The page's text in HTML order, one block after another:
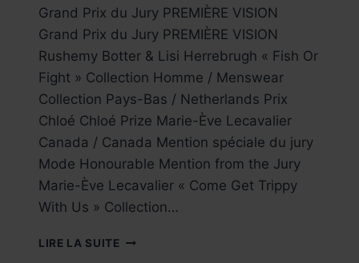
Grand Prix du Jury PREMIÈRE VISION
Grand Prix du Jury PREMIÈRE VISION
Rushemy Botter & Lisi Herrebrugh « Fish Or
Fight » Collection Homme / Menswear
Collection Pays-Bas / Netherlands Prix
Chloé Chloé Prize Marie-Ève Lecavalier
Canada / Canada Mention spéciale du jury
Mode Honourable Mention from the Jury
Marie-Ève Lecavalier « Come Get Trippy
With Us » Collection…
LIRE LA SUITE FESTIVAL